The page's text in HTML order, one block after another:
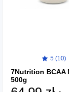
5 (10)
7Nutrition BCAA
500g